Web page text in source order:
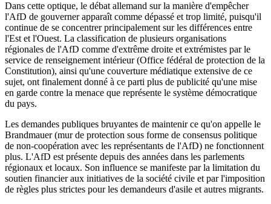
Dans cette optique, le débat allemand sur la manière d'empêcher
l'AfD de gouverner apparaît comme dépassé et trop limité, puisqu'il
continue de se concentrer principalement sur les différences entre
l'Est et l'Ouest. La classification de plusieurs organisations
régionales de l'AfD comme d'extrême droite et extrémistes par le
service de renseignement intérieur (Office fédéral de protection de la
Constitution), ainsi qu'une couverture médiatique extensive de ce
sujet, ont finalement donné à ce parti plus de publicité qu'une mise
en garde contre la menace que représente le système démocratique
du pays.
Les demandes publiques bruyantes de maintenir ce qu'on appelle le
Brandmauer (mur de protection sous forme de consensus politique
de non-coopération avec les représentants de l'AfD) ne fonctionnent
plus. L'AfD est présente depuis des années dans les parlements
régionaux et locaux. Son influence se manifeste par la limitation du
soutien financier aux initiatives de la société civile et par l'imposition
de règles plus strictes pour les demandeurs d'asile et autres migrants.